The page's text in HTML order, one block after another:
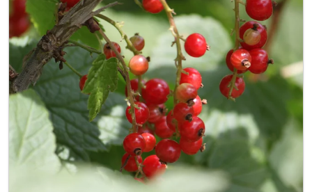
も また生えてくるという 吾